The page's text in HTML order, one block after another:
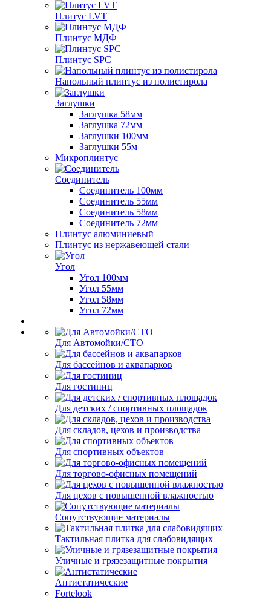
Плитус LVT
Плинтус МДФ
Плинтус SPC
Напольный плинтус из полистирола
Заглушки
Заглушка 58мм
Заглушка 72мм
Заглушки 100мм
Заглушки 55м
Микроплинтус
Соединитель
Соединитель 100мм
Соединитель 55мм
Соединитель 58мм
Соединитель 72мм
Плинтус алюминиевый
Плинтус из нержавеющей стали
Угол
Угол 100мм
Угол 55мм
Угол 58мм
Угол 72мм
Для Автомойки/СТО
Для бассейнов и аквапарков
Для гостиниц
Для детских / спортивных площадок
Для складов, цехов и производства
Для спортивных объектов
Для торгово-офисных помещений
Для цехов с повышенной влажностью
Сопутствующие материалы
Тактильная плитка для слабовидящих
Уличные и грязезащитные покрытия
Антистатические
Fortelook